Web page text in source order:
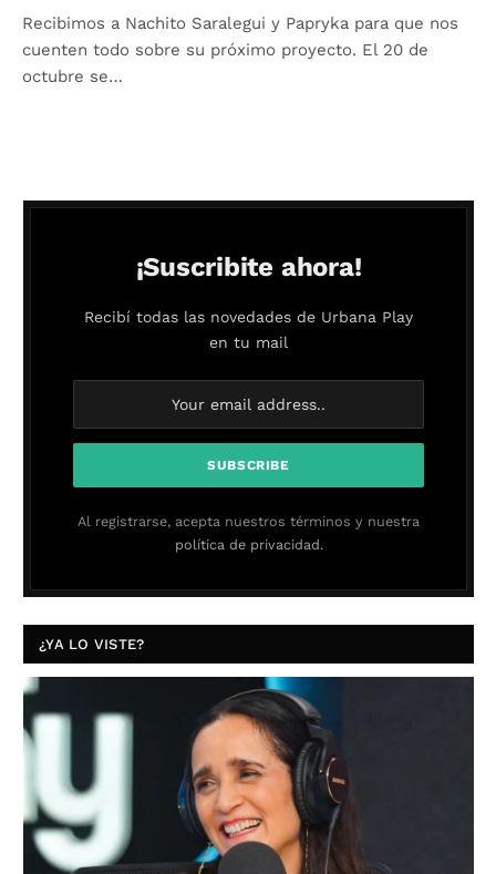
Recibimos a Nachito Saralegui y Papryka para que nos
cuenten todo sobre su próximo proyecto. El 20 de
octubre se…
¡Suscribite ahora!
Recibí todas las novedades de Urbana Play
en tu mail
Al registrarse, acepta nuestros términos y nuestra
política de privacidad.
¿YA LO VISTE?